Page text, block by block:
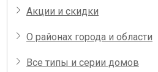
Акции и скидки
О районах города и области
Все типы и серии домов